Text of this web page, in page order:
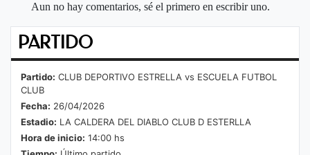
Aun no hay comentarios, sé el primero en escribir uno.
PARTIDO
Partido: CLUB DEPORTIVO ESTRELLA vs ESCUELA FUTBOL
CLUB
Fecha: 26/04/2026
Estadio: LA CALDERA DEL DIABLO CLUB D ESTERLLA
Hora de inicio: 14:00 hs